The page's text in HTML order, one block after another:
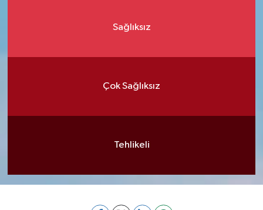
Sağlıksız
Çok Sağlıksız
Tehlikeli